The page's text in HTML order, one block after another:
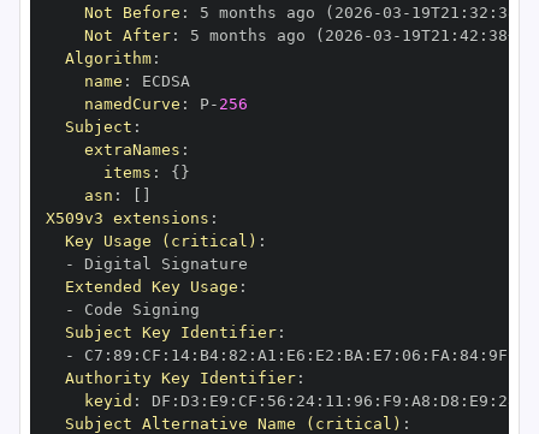
Not Before : 5 months ago (2026 -03 - 19T21 : 32 :
Not After: 5 months ago (2026 -03 - 19T21 : 42 : 38+00
Algorithm:
name :
namedCurve : P- 256
Subject :
extraNames :
items : { }
asn :
X509v3 extensions :
Key Usage (critical) :
-
Extended Key Usage :
-
Subject Key Identifier:
-
C7 : 89 : CF : 14: B4: 82 : A1 : E6 : E2 : BA : E7 : 06 : FA : 84: 9F
Authority Key Identifier:
keyid : DF : D3 : E9 : CF : 56 : 24: 11 : 96 : F9 : A8 : D8 : E9 : 28
Subject Alternative Name (critical) :